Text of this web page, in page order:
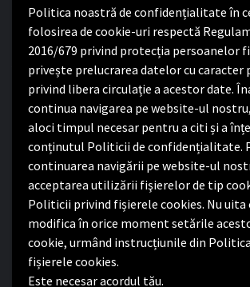
Politica noastră de confidențialitate în
folosirea de cookie-uri respectă
2016/679 privind protecția persoanelor
privește prelucrarea datelor cu caracter
privind libera circulație a acestor date.
continua navigarea pe website-ul
aloci timpul necesar pentru a citi și a
conținutul Politicii de confidențialitate.
continuarea navigării pe website-ul
acceptarea utilizării fişierelor de tip
Politicii privind fișierele cookies. Nu uita
modifica în orice moment setările
cookie, urmând instrucțiunile din
fișierele cookies.
Este necesar acordul tău.
Program cu publicul:
Luni – Joi:8:00-16:30
Vineri:8:00 – 14:00
Politica de
Politica de confidențialitate
Nota de informare privind implementarea
(UE) 2016/679
Termeni și condiții de utilizare website